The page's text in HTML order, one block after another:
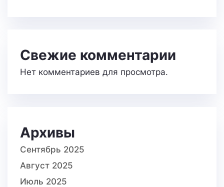
Свежие комментарии
Нет комментариев для просмотра.
Архивы
Сентябрь 2025
Август 2025
Июль 2025